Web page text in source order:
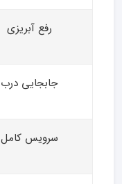
رفع آبریزی
جابجایی درب
سرویس کامل